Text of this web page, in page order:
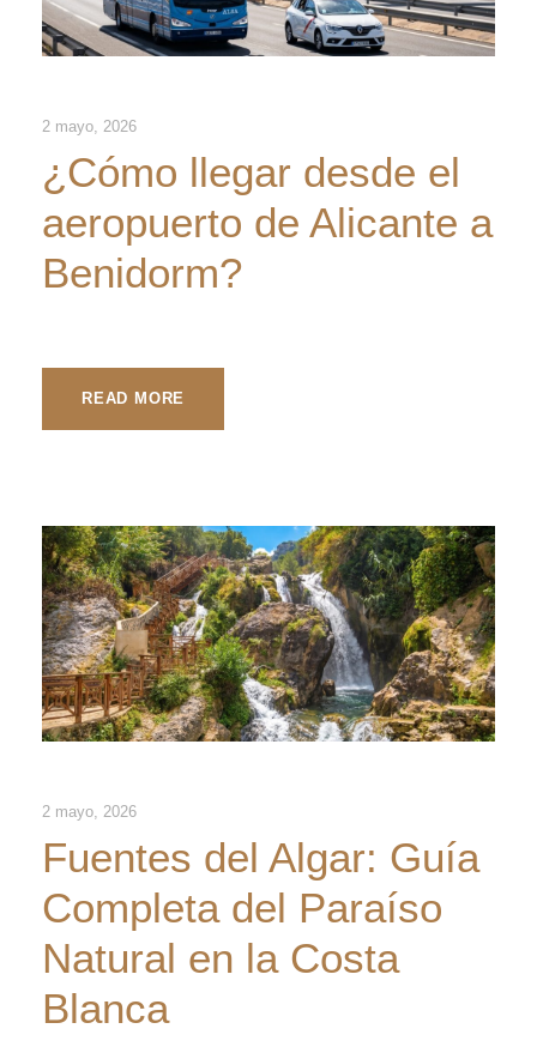
2 mayo, 2026
¿Cómo llegar desde el
aeropuerto de Alicante a
Benidorm?
READ MORE
2 mayo, 2026
Fuentes del Algar: Guía
Completa del Paraíso
Natural en la Costa
Blanca